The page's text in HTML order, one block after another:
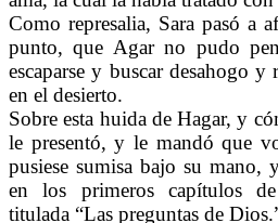
Como represalia, Sara pasó a
punto, que Agar no pudo
escaparse y buscar desahogo
en el desierto.
Sobre esta huida de Hagar, y
le presentó, y le mandó que
pusiese sumisa bajo su mano,
en los primeros capítulos
titulada “Las preguntas de